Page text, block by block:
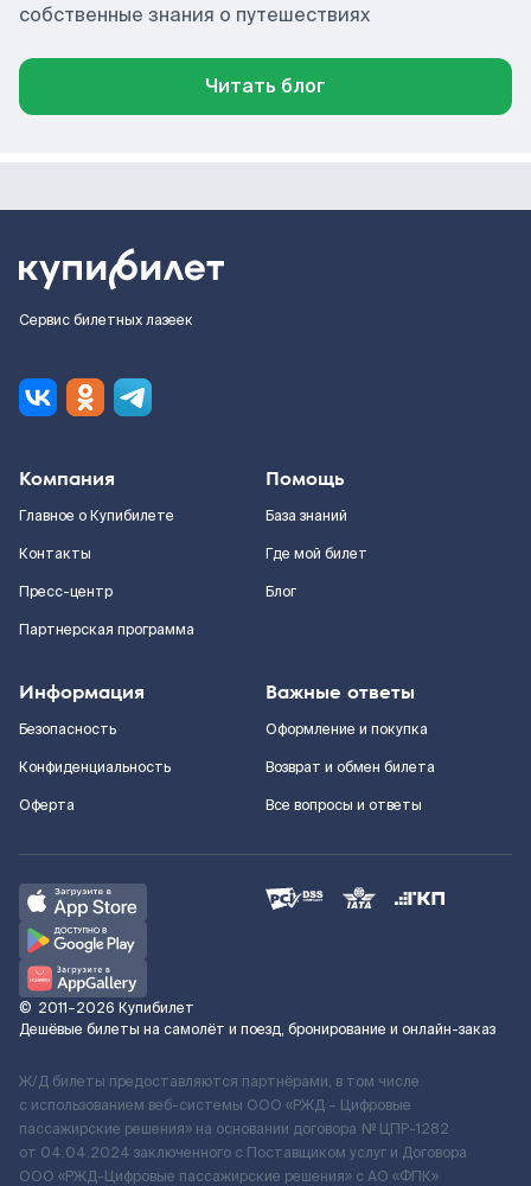
собственные знания о путешествиях
Читать блог
Сервис билетных лазеек
Компания
Главное о Купибилете
Контакты
Пресс-центр
Партнерская программа
Помощь
База знаний
Где мой билет
Блог
Информация
Безопасность
Конфиденциальность
Оферта
Важные ответы
Оформление и покупка
Возврат и обмен билета
Все вопросы и ответы
© 2011–2026 Купибилет
Дешёвые билеты на самолёт и поезд, бронирование и онлайн-заказ
Ж/Д билеты предоставляются партнёрами, в том числе
с использованием веб-системы ООО «РЖД – Цифровые
пассажирские решения» на основании договора № ЦПР-1282
от 04.04.2024 заключенного с Поставщиком услуг и Договора
ООО «РЖД-Цифровые пассажирские решения» c АО «ФПК»